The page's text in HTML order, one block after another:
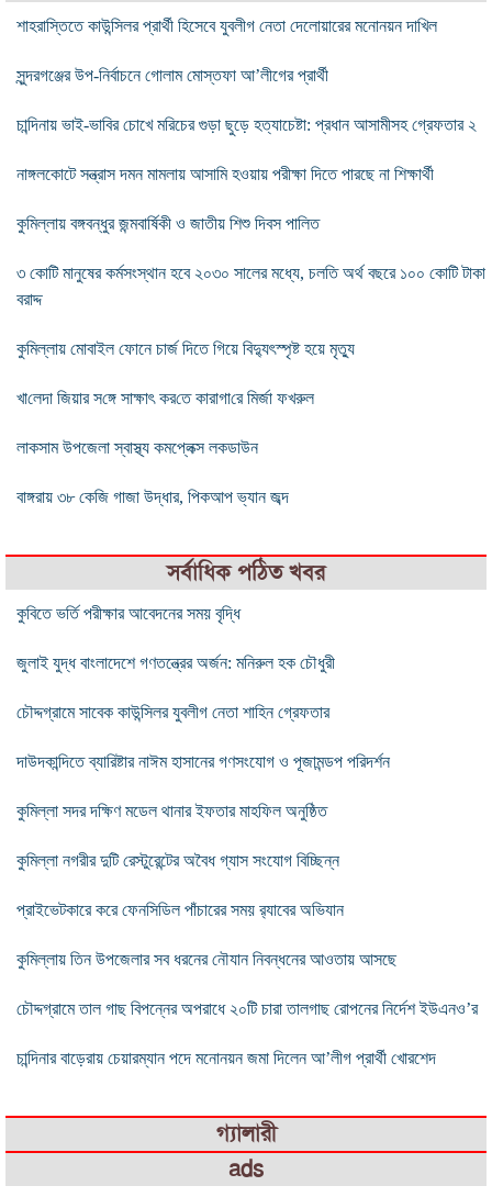
শাহরাস্তিতে কাউন্সিলর প্রার্থী হিসেবে যুবলীগ নেতা দেলোয়ারের মনোনয়ন দাখিল
সুন্দরগঞ্জের উপ-নির্বাচনে গোলাম মোস্তফা আ’লীগের প্রার্থী
চান্দিনায় ভাই-ভাবির চোখে মরিচের গুড়া ছুড়ে হত্যাচেষ্টা: প্রধান আসামীসহ গ্রেফতার ২
নাঙ্গলকোটে সন্ত্রাস দমন মামলায় আসামি হওয়ায় পরীক্ষা দিতে পারছে না শিক্ষার্থী
কুমিল্লায় বঙ্গবন্ধুর জন্মবার্ষিকী ও জাতীয় শিশু দিবস পালিত
৩ কোটি মানুষের কর্মসংস্থান হবে ২০৩০ সালের মধ্যে, চলতি অর্থ বছরে ১০০ কোটি টাকা
বরাদ্দ
কুমিল্লায় মোবাইল ফোনে চার্জ দিতে গিয়ে বিদ্যুৎস্পৃষ্ট হয়ে মৃত্যু
খা‌লেদা জিয়ার স‌ঙ্গে সাক্ষাৎ কর‌তে কারাগা‌রে মির্জা ফখরুল
লাকসাম উপজেলা স্বাস্থ্য কমপ্লেক্স লকডাউন
বাঙ্গরায় ৩৮ কেজি গাজা উদ্ধার, পিকআপ ভ্যান জব্দ
সর্বাধিক পঠিত খবর
কুবিতে ভর্তি পরীক্ষার আবেদনের সময় বৃদ্ধি
জুলাই যুদ্ধ বাংলাদেশে গণতন্ত্রের অর্জন: মনিরুল হক চৌধুরী
চৌদ্দগ্রামে সাবেক কাউন্সিলর যুবলীগ নেতা শাহিন গ্রেফতার
দাউদকান্দিতে ব্যারিষ্টার নাঈম হাসানের গণসংযোগ ও পূজামন্ডপ পরিদর্শন
কুমিল্লা সদর দক্ষিণ মডেল থানার ইফতার মাহফিল অনুষ্ঠিত
কুমিল্লা নগরীর দুটি রেস্টুরেন্টের অবৈধ গ্যাস সংযোগ বিচ্ছিন্ন
প্রাইভেটকারে করে ফেনসিডিল পাঁচারের সময় র‌্যাবের অভিযান
কুমিল্লায় তিন উপজেলার সব ধরনের নৌযান নিবন্ধনের আওতায় আসছে
চৌদ্দগ্রামে তাল গাছ বিপন্নের অপরাধে ২০টি চারা তালগাছ রোপনের নির্দেশ ইউএনও’র
চান্দিনার বাড়েরায় চেয়ারম্যান পদে মনোনয়ন জমা দিলেন আ’লীগ প্রার্থী খোরশেদ
গ্যালারী
ads